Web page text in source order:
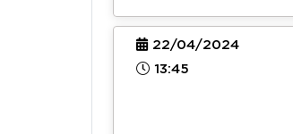
22/04/2024
13:45